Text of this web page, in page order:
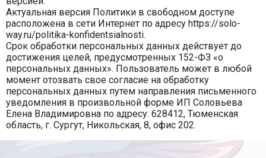
Актуальная версия Политики в свободном доступе
расположена в сети Интернет по адресу https://solo-
way.ru/politika-konfidentsialnosti.
Срок обработки персональных данных действует до
достижения целей, предусмотренных 152-ФЗ «о
персональных данных». Пользователь может в любой
момент отозвать свое согласие на обработку
персональных данных путем направления письменного
уведомления в произвольной форме ИП Соловьева
Елена Владимировна по адресу: 628412, Тюменская
область, г. Сургут, Никольская, 8, офис 202.